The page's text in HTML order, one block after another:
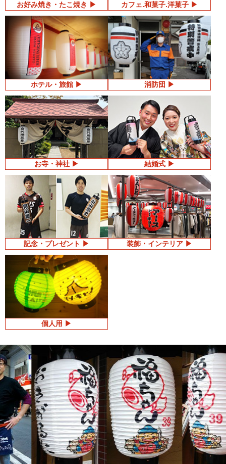
お好み焼き・たこ焼き カフェ.和菓子.洋菓子
ホテル・旅館 消防団
お寺・神社 結婚式
記念・プレゼント 装飾・インテリア
個人用